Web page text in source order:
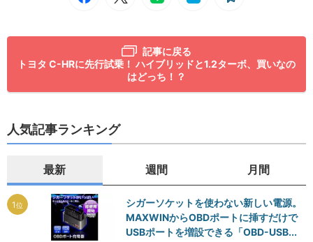
記事に戻る
トヨタ C-HRに先行試乗！ ハイブリッドと1.2ターボ、買いなの
はどっち！？
人気記事ランキング
最新 週間 月間
1位
シガーソケットを使わない新しい電源。
MAXWINからOBDポートに挿すだけで
USBポートを増設できる「OBD-USB...